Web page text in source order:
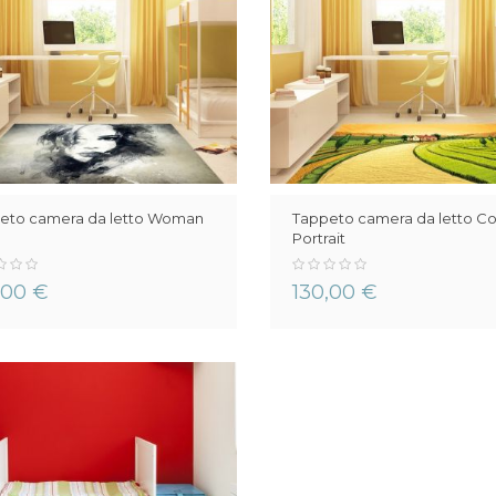
camera da letto Woman
€
Tappeto camera da letto
Portrait
0%
130,00 €